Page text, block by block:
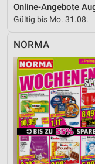
Gültig bis Mo. 31.08.
NORMA